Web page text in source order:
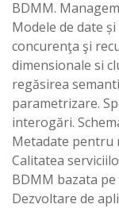
BDMM.
Modele de date
concurenţa şi
dimensionale si
regăsirea
parametrizare.
interogări.
Metadate pentru
Calitatea
BDMM bazata
Dezvoltare de